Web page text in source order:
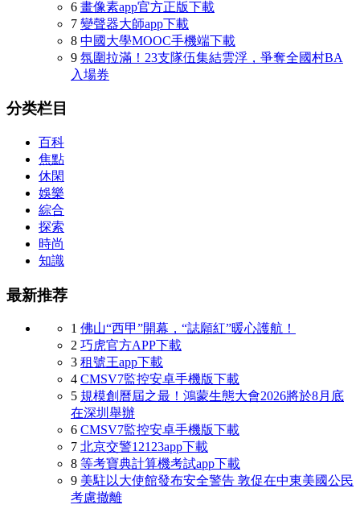
6 畫像素app官方正版下載
7 變聲器大師app下載
8 中國大學MOOC手機端下載
9 氛圍拉滿！23支隊伍集結雲浮，爭奪全國村BA
入場券
分类栏目
百科
焦點
休閑
娛樂
綜合
探索
時尚
知識
最新推荐
1 佛山“西甲”開幕，“誌願紅”暖心護航！
2 巧虎官方APP下載
3 租號王app下載
4 CMSV7監控安卓手機版下載
5 規模創曆屆之最！鴻蒙生態大會2026將於8月底
在深圳舉辦
6 CMSV7監控安卓手機版下載
7 北京交警12123app下載
8 等考寶典計算機考試app下載
9 美駐以大使館發布安全警告 敦促在中東美國公民
考慮撤離